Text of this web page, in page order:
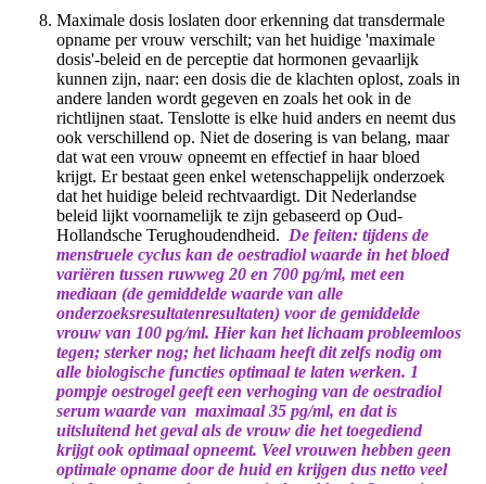
Maximale dosis loslaten door erkenning dat transdermale
opname per vrouw verschilt; van het huidige 'maximale
dosis'-beleid en de perceptie dat hormonen gevaarlijk
kunnen zijn, naar: een dosis die de klachten oplost, zoals in
andere landen wordt gegeven en zoals het ook in de
richtlijnen staat. Tenslotte is elke huid anders en neemt dus
ook verschillend op. Niet de dosering is van belang, maar
dat wat een vrouw opneemt en effectief in haar bloed
krijgt. Er bestaat geen enkel wetenschappelijk onderzoek
dat het huidige beleid rechtvaardigt. Dit Nederlandse
beleid lijkt voornamelijk te zijn gebaseerd op Oud-
Hollandsche Terughoudendheid. De feiten: tijdens de
menstruele cyclus kan de oestradiol waarde in het bloed
variëren tussen ruwweg 20 en 700 pg/ml, met een
mediaan (de gemiddelde waarde van alle
onderzoeksresultatenresultaten) voor de gemiddelde
vrouw van 100 pg/ml. Hier kan het lichaam probleemloos
tegen; sterker nog; het lichaam heeft dit zelfs nodig om
alle biologische functies optimaal te laten werken. 1
pompje oestrogel geeft een verhoging van de oestradiol
serum waarde van maximaal 35 pg/ml, en dat is
uitsluitend het geval als de vrouw die het toegediend
krijgt ook optimaal opneemt. Veel vrouwen hebben geen
optimale opname door de huid en krijgen dus netto veel